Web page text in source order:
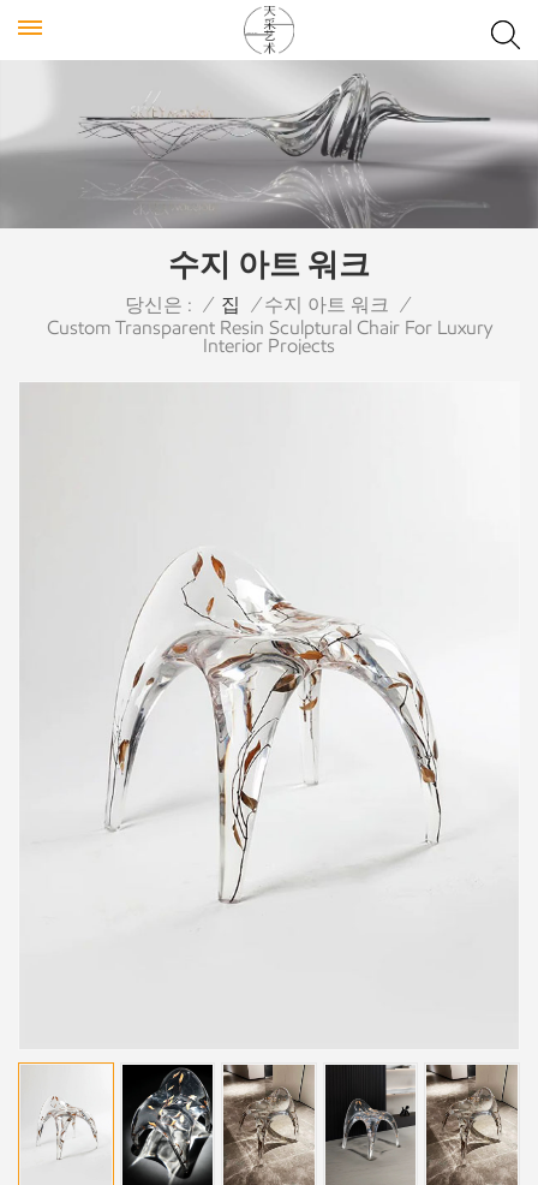
수지 아트 워크
당신은 : / 집 / 수지 아트 워크 /
Custom Transparent Resin Sculptural Chair For Luxury
Interior Projects